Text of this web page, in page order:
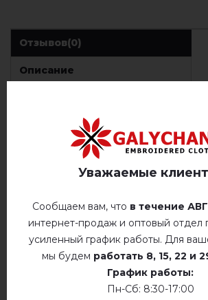
Отзывов(0)
Описание
ОТЗЫВЫ О КАРПАТСКИЙ
Немає відгуків про цей товар.
Уважаемые
Сообщаем вам, что в течение
интернет-продаж и оптовый отдел
усиленный график работы. Для
мы будем работать 8, 15, 22 и
График работы:
Пн-Сб: 8:30-17:00